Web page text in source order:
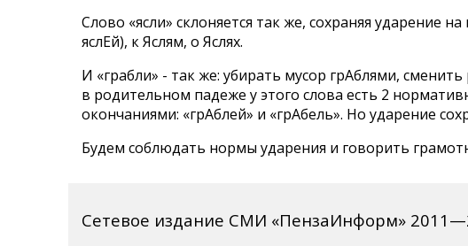
Слово «ясли» склоняется так же, сохраняя ударение
яслЕй), к Яслям, о Яслях.
И «грабли» - так же: убирать мусор грАблями, сменить
в родительном падеже у этого слова есть 2
окончаниями: «грАблей» и «грАбель». Но ударение
Будем соблюдать нормы ударения и говорить
Сетевое издание СМИ «ПензаИнформ»